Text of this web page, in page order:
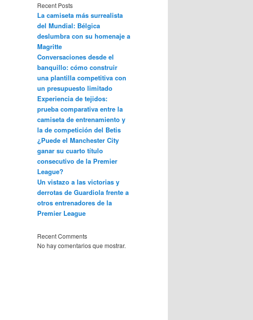
Recent Posts
La camiseta más surrealista
del Mundial: Bélgica
deslumbra con su homenaje a
Magritte
Conversaciones desde el
banquillo: cómo construir
una plantilla competitiva con
un presupuesto limitado
Experiencia de tejidos:
prueba comparativa entre la
camiseta de entrenamiento y
la de competición del Betis
¿Puede el Manchester City
ganar su cuarto título
consecutivo de la Premier
League?
Un vistazo a las victorias y
derrotas de Guardiola frente a
otros entrenadores de la
Premier League
Recent Comments
No hay comentarios que mostrar.